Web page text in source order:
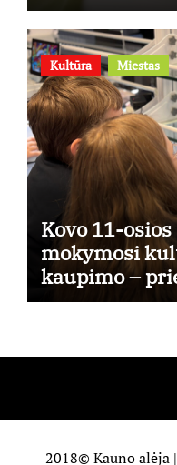
Kultūra Miestas
Kovo 11-
mokymosi
kaupimo –
taikymo
2018© Kauno alėja |